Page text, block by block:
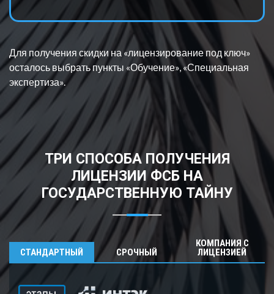
Для получения скидки на «лицензирование под ключ»
осталось выбрать пункты «Обучение», «Специальная
экспертиза».
ТРИ СПОСОБА ПОЛУЧЕНИЯ
ЛИЦЕНЗИИ ФСБ НА
ГОСУДАРСТВЕННУЮ ТАЙНУ
СТАНДАРТНЫЙ СРОЧНЫЙ
КОМПАНИЯ С
ЛИЦЕНЗИЕЙ